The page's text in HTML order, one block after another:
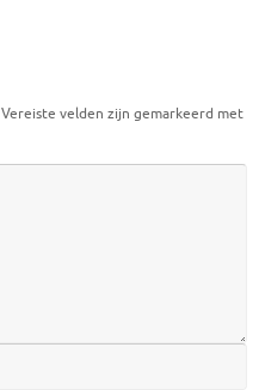
Vereiste velden zijn gemarkeerd met